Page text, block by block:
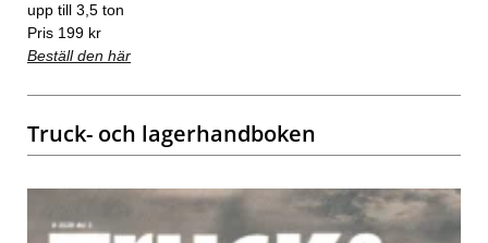
upp till 3,5 ton
Pris 199 kr
Beställ den här
Truck- och lagerhandboken